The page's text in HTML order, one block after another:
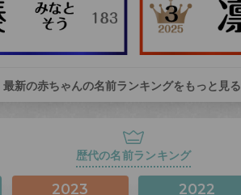
最新の赤ちゃんの名前ランキングをもっと見る
歴代の名前ランキング
2023 2022